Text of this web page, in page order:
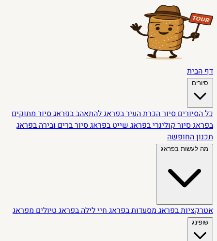
דף הבית
סיורים
כל הסיוריםסיור הכרת העיר בפראגלהתאהב בפראגסיור מתוקים
בפראגסיור קולינרי בפראגשייט בפראגסיור ברים ובירה בפראג
תכנון החופשה
מה לעשות בפראג
אטרקציות בפראגמסעדות בפראגחיי לילה בפראגטיולים מפראג
שופינג